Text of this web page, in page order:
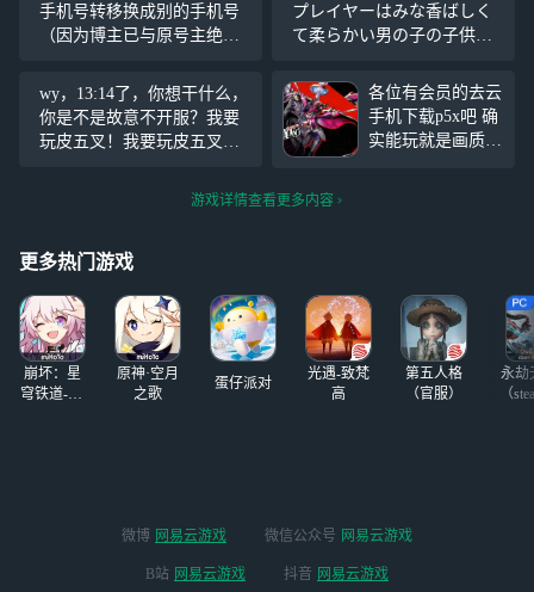
手机号转移换成别的手机号
（因为博主已与原号主绝
号，博主现在犯恶心）博主
只想好好保存珍贵的账号资
料，喜爱的两三款游戏 顺便
说下，谁想吃原号主的瓜，
プレイヤーはみな香ばしく
て柔らかい男の子の子供
だりすると鳴いたり、甘え
たりするタイプです。網易
君はどうして私たちの天殺
にこんなことをしたのか。
wy，13:14了，你想干什么，
你是不是故意不开服？我要
玩皮五叉！我要玩皮五叉！
各位有会员的去云
手机下载p5x吧 确
实能玩就是画质有
影#
游戏详情查看更多内容
更多热门游戏
崩坏：星
穹铁道-4.4
原神·空月
之歌
蛋仔派对
光遇-致梵
高
第五人格
（官服）
永劫
（
微博 网易云游戏 微信公众号 网易云游戏
B站 网易云游戏 抖音 网易云游戏